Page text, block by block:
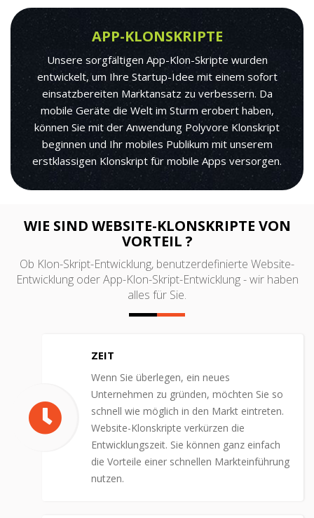
APP-KLONSKRIPTE
Unsere sorgfältigen App-Klon-Skripte wurden
entwickelt, um Ihre Startup-Idee mit einem sofort
einsatzbereiten Marktansatz zu verbessern. Da
mobile Geräte die Welt im Sturm erobert haben,
können Sie mit der Anwendung Polyvore Klonskript
beginnen und Ihr mobiles Publikum mit unserem
erstklassigen Klonskript für mobile Apps versorgen.
WIE SIND WEBSITE-KLONSKRIPTE VON
VORTEIL ?
Ob Klon-Skript-Entwicklung, benutzerdefinierte Website-
Entwicklung oder App-Klon-Skript-Entwicklung - wir haben
alles für Sie.
ZEIT
Wenn Sie überlegen, ein neues
Unternehmen zu gründen, möchten Sie so
schnell wie möglich in den Markt eintreten.
Website-Klonskripte verkürzen die
Entwicklungszeit. Sie können ganz einfach
die Vorteile einer schnellen Markteinführung
nutzen.